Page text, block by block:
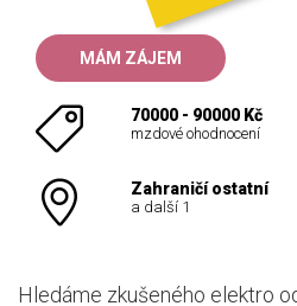
MÁM ZÁJEM
70000 - 90000 Kč
mzdové ohodnocení
Zahraničí ostatní
a další 1
Hledáme zkušeného elektro